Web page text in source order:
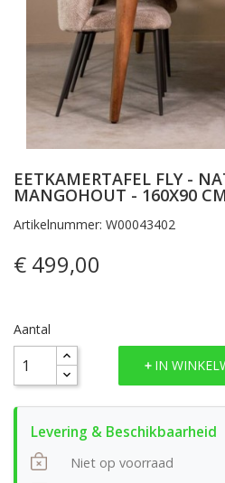
EETKAMERTAFEL FLY -
MANGOHOUT - 160X90
Artikelnummer: W00043402
€ 499,00
Aantal
IN
Niet op voorraad